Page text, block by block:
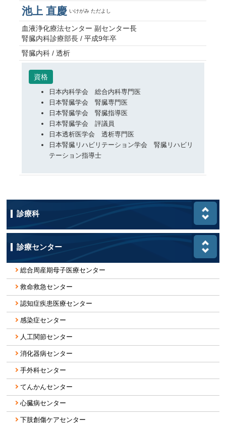
池上 直慶 いけがみ ただよし
血液浄化療法センター 副センター長
腎臓内科診療部長 / 平成9年卒
腎臓内科 / 透析
資格
日本内科学会 総合内科専門医
日本腎臓学会 腎臓専門医
日本腎臓学会 腎臓指導医
日本腎臓学会 評議員
日本透析医学会 透析専門医
日本腎臓リハビリテーション学会 腎臓リハビリ
テーション指導士
診療科
診療センター
総合周産期母子医療センター
救命救急センター
認知症疾患医療センター
感染症センター
人工関節センター
消化器病センター
手外科センター
てんかんセンター
心臓病センター
下肢創傷ケアセンター